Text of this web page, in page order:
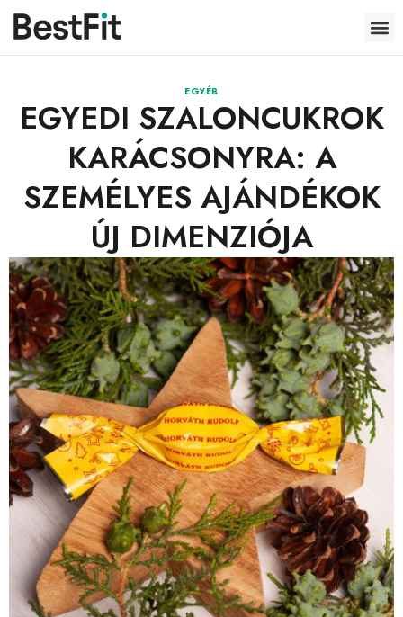
EGYÉB
EGYEDI SZALONCUKROK
KARÁCSONYRA: A
SZEMÉLYES AJÁNDÉKOK
ÚJ DIMENZIÓJA